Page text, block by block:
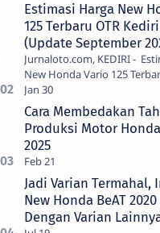
Estimasi Harga New
125 Terbaru OTR
(Update September
Jurnaloto.com, KEDIRI -
New Honda Vario 125
Raya (Update September
sekalian, PT Astra Honda
Cara Membedakan
Produksi Motor
2025
Jadi Varian Termahal,
New Honda BeAT
Dengan Varian